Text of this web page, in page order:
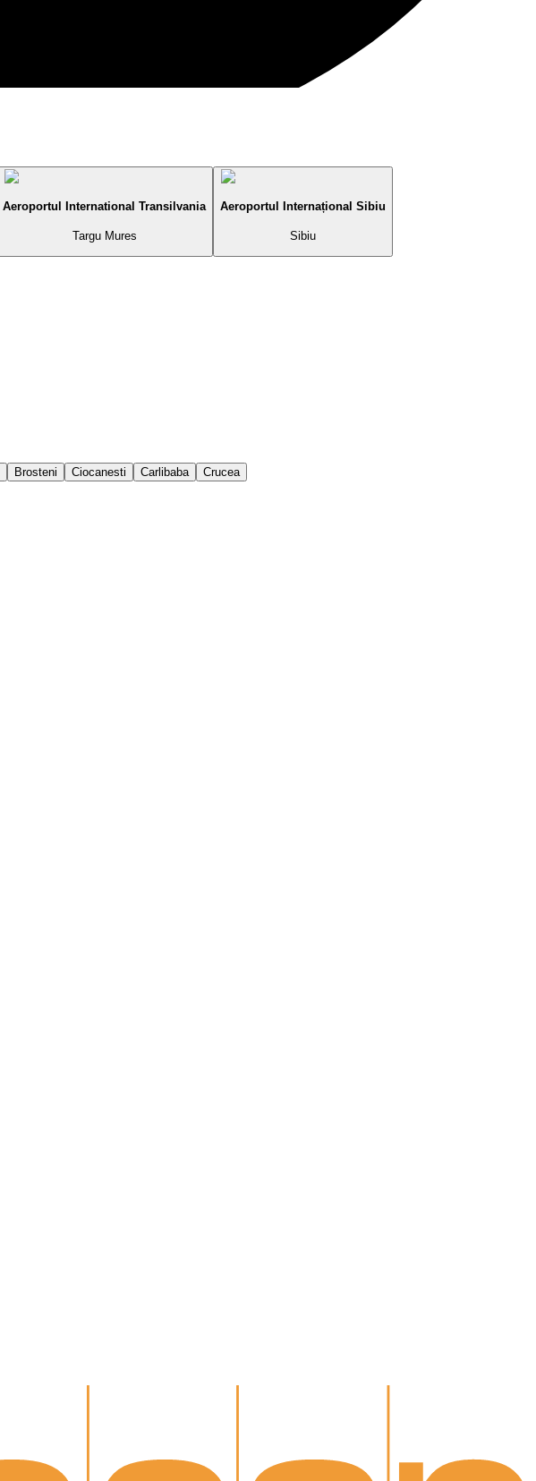
Aeroportul International Transilvania
Targu Mures
Aeroportul Internațional Sibiu
Sibiu
Brosteni Ciocanesti Carlibaba Crucea